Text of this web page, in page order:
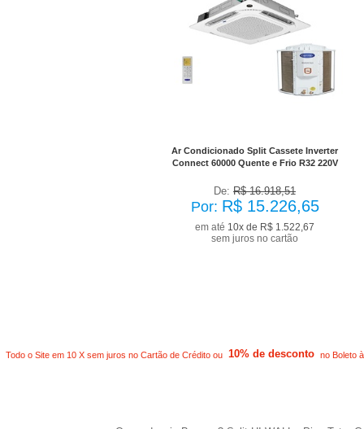
Ar Condicionado Split Cassete Inverter
Connect 60000 Quente e Frio R32 220V
De: R$ 16.918,51
Por: R$ 15.226,65
em até 10x de R$ 1.522,67
sem juros no cartão
Todo o Site em 10 X sem juros no Cartão de Crédito ou 10% de desconto no Boleto